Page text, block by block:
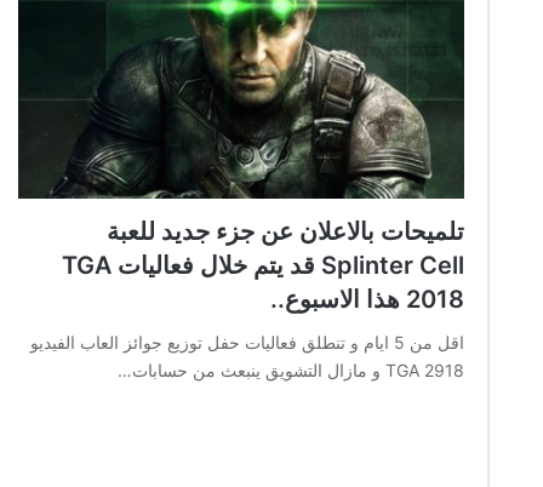
تلميحات بالاعلان عن جزء جديد للعبة
Splinter Cell قد يتم خلال فعاليات TGA
2018 هذا الاسبوع..
اقل من 5 ايام و تنطلق فعاليات حفل توزيع جوائز العاب الفيديو
TGA 2918 و مازال التشويق ينبعث من حسابات…